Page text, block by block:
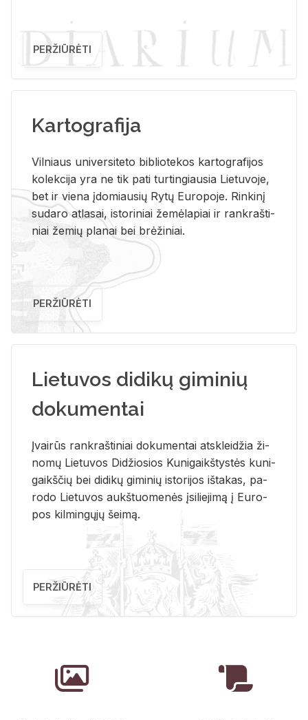
PERŽIŪRĖTI
Kartografija
Vil­niaus uni­ver­si­te­to bi­b­lio­te­kos kar­to­gra­fi­jos
ko­lek­ci­ja yra ne tik pati tur­tin­giau­sia Lie­tu­vo­je,
bet ir vie­na įdo­miau­sių Rytų Eu­ro­po­je. Rin­ki­nį
su­da­ro at­la­sai, is­to­ri­niai že­mė­la­piai ir rank­raš­ti­
niai že­mių pla­nai bei brė­ži­niai.
PERŽIŪRĖTI
Lietuvos didikų giminių
dokumentai
Įvai­rūs rank­raš­ti­niai do­ku­men­tai at­sklei­džia ži­
no­mų Lie­tu­vos Di­džio­sios Ku­ni­gaikš­tys­tės ku­ni­
gaikš­čių bei di­di­kų gi­mi­nių is­to­ri­jos iš­ta­kas, pa­
ro­do Lie­tu­vos aukš­tuo­me­nės įsi­lie­ji­mą į Eu­ro­
pos kil­min­gų­jų šei­mą.
PERŽIŪRĖTI